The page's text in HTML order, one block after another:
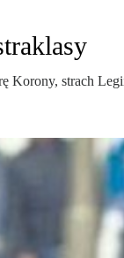
Korony, strach